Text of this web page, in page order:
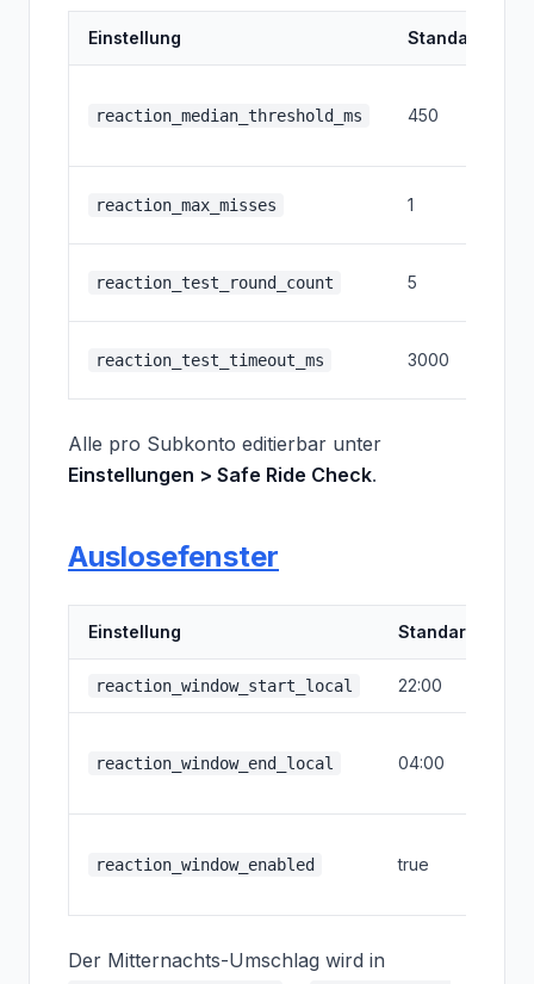
Einstellung Standard
reaction_median_threshold_ms 450
reaction_max_misses 1
reaction_test_round_count 5
reaction_test_timeout_ms 3000
Alle pro Subkonto editierbar unter
Einstellungen > Safe Ride Check.
Auslosefenster
Einstellung Standard
reaction_window_start_local 22:00
reaction_window_end_local 04:00
reaction_window_enabled true
Der Mitternachts-Umschlag wird in